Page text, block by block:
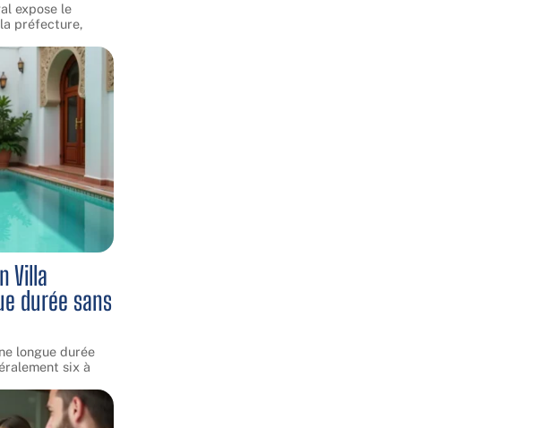
expose le
préfecture,
Villa
durée sans
longue durée
six à